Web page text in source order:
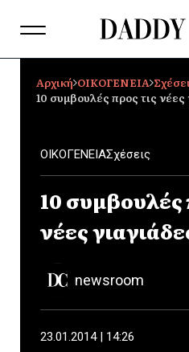
Αρχική ΟΙΚΟΓΕΝΕΙΑ
10 συμβουλές προς τις νέες
ΟΙΚΟΓΕΝΕΙΑΣχέσεις
10 συμβουλές
νέες
newsroom
23.01.2014 | 14:26